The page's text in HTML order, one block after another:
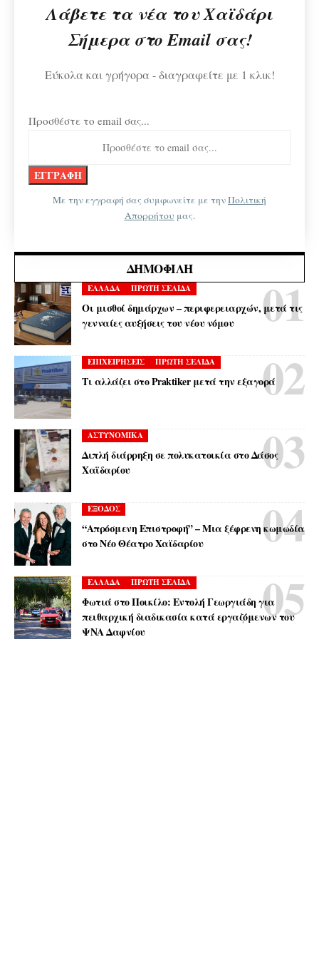
Λάβετε τα νέα του Χαϊδάρι
Σήμερα στο Email σας!
Εύκολα και γρήγορα - διαγραφείτε με 1 κλικ!
Προσθέστε το email σας...
Με την εγγραφή σας συμφωνείτε με τηνΠολιτική
Απορρήτου μας.
ΔΗΜΟΦΙΛΉ
ΕΛΛΑΔΑ ΠΡΩΤΗ ΣΕΛΙΔΑ
Οι μισθοί δημάρχων – περιφερειαρχών, μετά τις
γενναίες αυξήσεις του νέου νόμου
ΕΠΙΧΕΙΡΗΣΕΙΣ ΠΡΩΤΗ ΣΕΛΙΔΑ
Τι αλλάζει στο Praktiker μετά την εξαγορά
ΑΣΤΥΝΟΜΙΚΑ
Διπλή διάρρηξη σε πολυκατοικία στο Δάσος
Χαϊδαρίου
ΕΞΟΔΟΣ
“Απρόσμενη Επιστροφή” – Μια ξέφρενη κωμωδία
στο Νέο Θέατρο Χαϊδαρίου
ΕΛΛΑΔΑ ΠΡΩΤΗ ΣΕΛΙΔΑ
Φωτιά στο Ποικίλο: Εντολή Γεωργιάδη για
πειθαρχική διαδικασία κατά εργαζόμενων του
ΨΝΑ Δαφνίου